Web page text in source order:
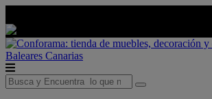
Baleares Canarias